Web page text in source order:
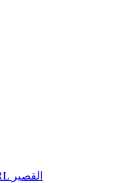
توضيح واجهة برمجة تطبيقات URL القصير